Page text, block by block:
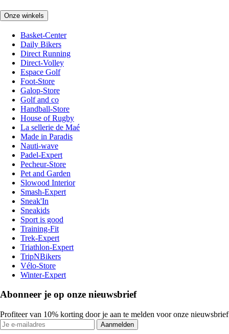
Onze winkels
Basket-Center
Daily Bikers
Direct Running
Direct-Volley
Espace Golf
Foot-Store
Galop-Store
Golf and co
Handball-Store
House of Rugby
La sellerie de Maé
Made in Paradis
Nauti-wave
Padel-Expert
Pecheur-Store
Pet and Garden
Slowood Interior
Smash-Expert
Sneak'In
Sneakids
Sport is good
Training-Fit
Trek-Expert
Triathlon-Expert
TripNBikers
Vélo-Store
Winter-Expert
Abonneer je op onze nieuwsbrief
Profiteer van 10% korting door je aan te melden voor onze nieuwsbrief
Aanmelden